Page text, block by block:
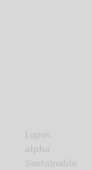
Lupus
alpha
Sustainable